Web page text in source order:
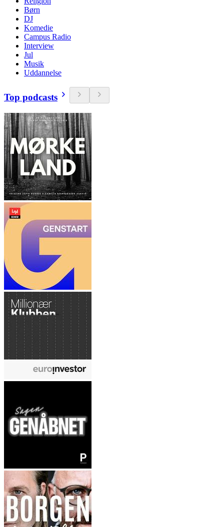
Børn
DJ
Komedie
Campus Radio
Interview
Jul
Musik
Uddannelse
Top podcasts